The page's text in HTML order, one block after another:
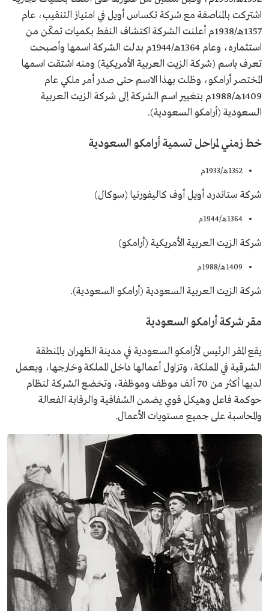
اشتركت بالمناصفة مع شركة تكساس أويل في امتياز التنقيب، عام
1357هـ/1938م أعلنت الشركة اكتشاف النفط بكميات تمكّن من
استثماره، وعام 1364هـ/1944م بدلت الشركة اسمها وأصبحت
تعرف باسم (شركة الزيت العربية الأمريكية) ومنه اشتقت اسمها
المختصر أرامكو، وظلت بهذا الاسم حتى صدر أمر ملكي عام
1409هـ/1988م بتغيير اسم الشركة إلى شركة الزيت العربية
السعودية (أرامكو السعودية).
خط زمني لمراحل تسمية أرامكو السعودية
1352هـ/1933م
شركة ستاندرد أويل أوف كاليفورنيا (سوكال)
1364هـ/1944م
شركة الزيت العربية الأمريكية (أرامكو)
1409هـ/1988م
شركة الزيت العربية السعودية (أرامكو السعودية).
مقر شركة أرامكو السعودية
يقع المقر الرئيس لأرامكو السعودية في مدينة الظهران بالمنطقة
الشرقية في المملكة، وتزاول أعمالها داخل المملكة وخارجها، ويعمل
لديها أكثر من 70 ألف موظف وموظفة، وتخضع الشركة لنظام
حوكمة فاعل وهيكل قوي يضمن الشفافية والرقابة الفعالة
والمحاسبة على جميع مستويات الأعمال.